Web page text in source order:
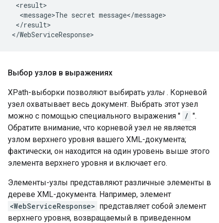
<result>
  <message>The secret message</message>
</result>
Выбор узлов в выражениях
XPath-выборки позволяют выбирать узлы . Корневой
узел охватывает весь документ. Выбрать этот узел
можно с помощью специального выражения " / ".
Обратите внимание, что корневой узел не является
узлом верхнего уровня вашего XML-документа;
фактически, он находится на один уровень выше этого
элемента верхнего уровня и включает его.
Элементы-узлы представляют различные элементы в
дереве XML-документа. Например, элемент
<WebServiceResponse> представляет собой элемент
верхнего уровня, возвращаемый в приведенном